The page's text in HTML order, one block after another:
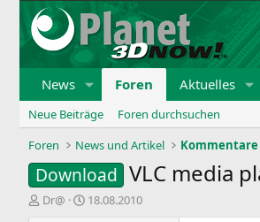
News Foren Aktuelles
Neue Beiträge
Foren durchsuchen
Foren
News und Artikel Kommentare
Download VLC media
E
Dr@
E18.08.2010